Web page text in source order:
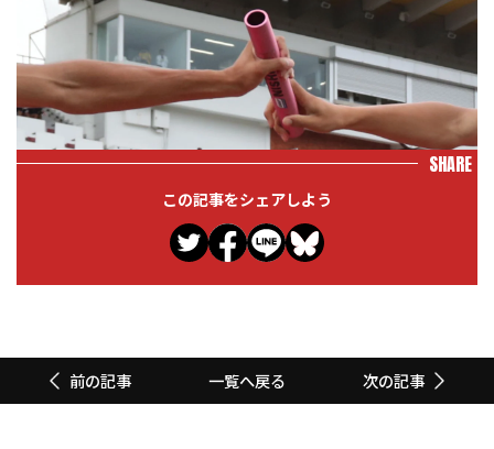
SHARE
この記事をシェアしよう
前の記事 一覧へ戻る 次の記事